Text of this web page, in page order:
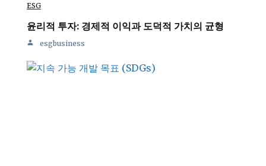
ESG
윤리적 투자: 경제적 이익과 도덕적 가치의 균형
esgbusiness